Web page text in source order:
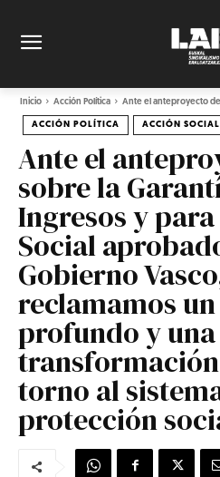
Inicio Acción Política Ante el anteproyecto
ACCIÓN POLÍTICA ACCIÓN SOCIAL
Ante el
sobre la
Ingresos y
Social
Gobierno
reclamamos
profundo y una
torno al
protección